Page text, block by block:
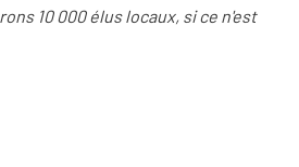
10 000 élus locaux, si ce n'est